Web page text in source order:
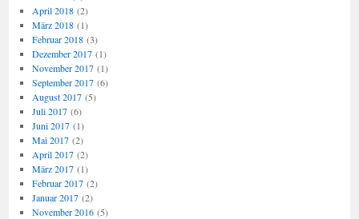
April 2018(2)
März 2018(1)
Februar 2018(3)
Dezember 2017(1)
November 2017(1)
September 2017(6)
August 2017(5)
Juli 2017(6)
Juni 2017(1)
Mai 2017(2)
April 2017(2)
März 2017(1)
Februar 2017(2)
Januar 2017(2)
November 2016(5)